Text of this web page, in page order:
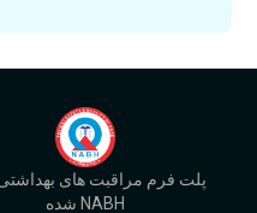
پلت فرم مراقبت های بهداشتی
شده NABH